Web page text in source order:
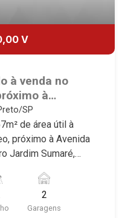
V
à venda no
à
Fiúsa -
SP
de área útil à
próximo à Avenida
Jardim Sumaré,
Imobiliária
condicionado
2
Garagens